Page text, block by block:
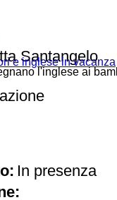
e inglese in vacanza
Santangelo
l'inglese ai
In presenza